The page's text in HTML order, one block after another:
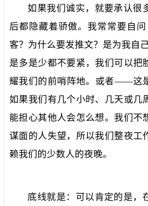
如果我们诚实，就要承认很
后都隐藏着骄傲。我常常要自
客？为什么要发推文？是为我自
是多是少都不要紧，我们可以把
耀我们的前哨阵地。或者——
如果我们有几个小时、几天或几
能担心其他人会怎么想。我们不
谋面的人失望，所以我们整夜工
赖我们的少数人的夜晚。
底线就是：可以肯定的是，